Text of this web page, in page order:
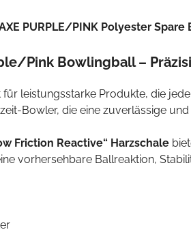
PURPLE/PINK Polyester
Pink Bowlingball –
leistungsstarke Produkte, die
Bowler, die eine zuverlässige
Friction Reactive“ Harzschale
vorhersehbare Ballreaktion,